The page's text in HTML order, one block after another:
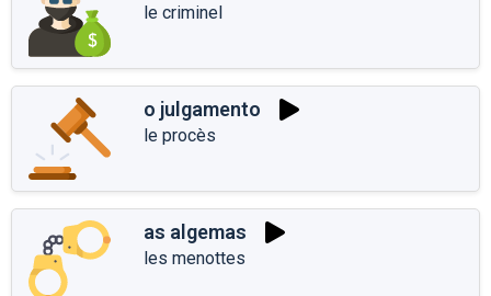
le criminel
o julgamento
le procès
as algemas
les menottes